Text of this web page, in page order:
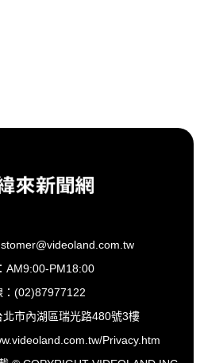
AM9:00-PM18:00
：(02)87977122
市內湖區瑞光路480號3樓
Privacy.htm